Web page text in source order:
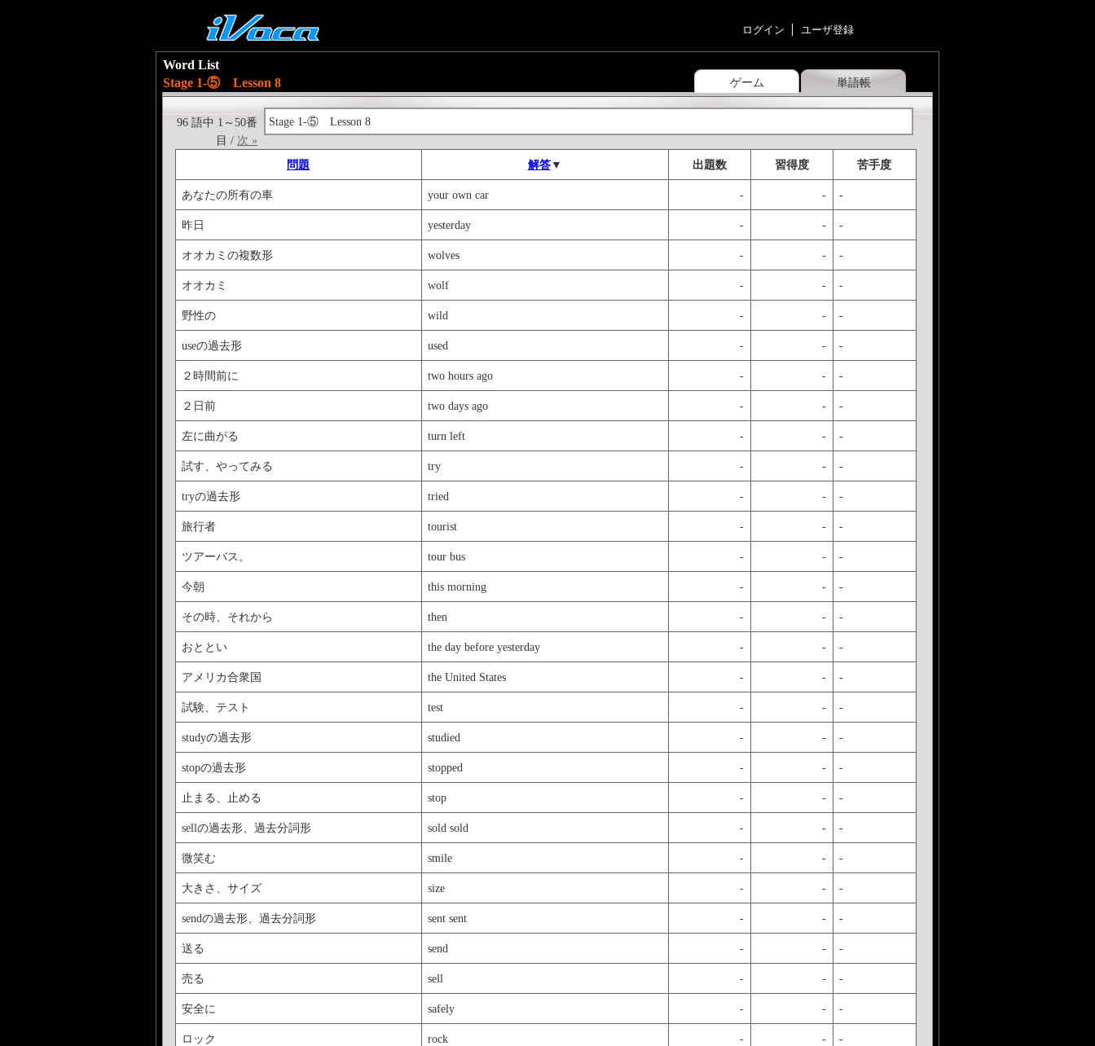
ログイン ユーザ登録
ゲーム 単語帳
Word List
Stage 1-⑤ Lesson 8
Stage 1-⑤ Lesson 8
96 語中 1～50番
目 / 次 »
問題
解答▼ 出題数 習得度 苦手度
あなたの所有の車 your own car - - -
昨日 yesterday - - -
オオカミの複数形 wolves - - -
オオカミ wolf - - -
野性の wild - - -
useの過去形 used - - -
２時間前に two hours ago - - -
２日前 two days ago - - -
左に曲がる turn left - - -
試す、やってみる try - - -
tryの過去形 tried - - -
旅行者 tourist - - -
ツアーバス。 tour bus - - -
今朝 this morning - - -
その時、それから then - - -
おととい the day before yesterday - - -
アメリカ合衆国 the United States - - -
試験、テスト test - - -
studyの過去形 studied - - -
stopの過去形 stopped - - -
止まる、止める stop - - -
sellの過去形、過去分詞形 sold sold - - -
微笑む smile - - -
大きさ、サイズ size - - -
sendの過去形、過去分詞形 sent sent - - -
送る send - - -
売る sell - - -
安全に safely - - -
ロック rock - - -